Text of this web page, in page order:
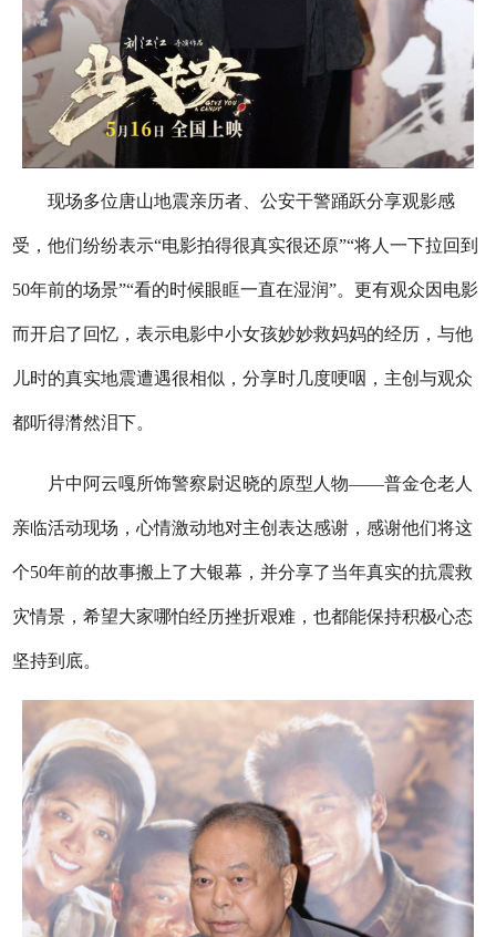
现场多位唐山地震亲历者、公安干警踊跃分享观影感
受，他们纷纷表示“电影拍得很真实很还原”“将人一下拉回到
50年前的场景”“看的时候眼眶一直在湿润”。更有观众因电影
而开启了回忆，表示电影中小女孩妙妙救妈妈的经历，与他
儿时的真实地震遭遇很相似，分享时几度哽咽，主创与观众
都听得潸然泪下。
片中阿云嘎所饰警察尉迟晓的原型人物——普金仓老人
亲临活动现场，心情激动地对主创表达感谢，感谢他们将这
个50年前的故事搬上了大银幕，并分享了当年真实的抗震救
灾情景，希望大家哪怕经历挫折艰难，也都能保持积极心态
坚持到底。